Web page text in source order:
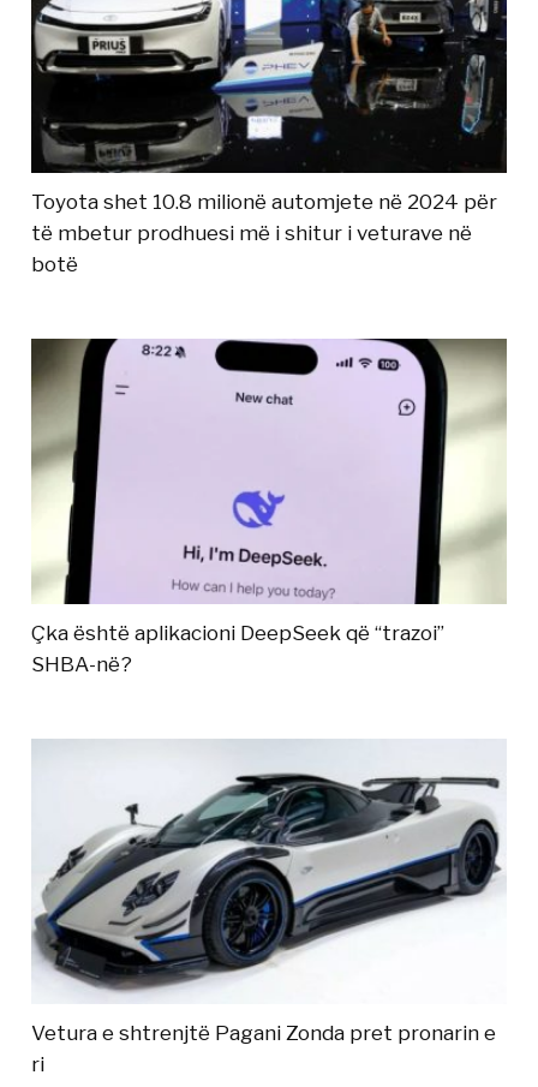
Toyota shet 10.8 milionë automjete në 2024 për
të mbetur prodhuesi më i shitur i veturave në
botë
Çka është aplikacioni DeepSeek që “trazoi”
SHBA-në?
Vetura e shtrenjtë Pagani Zonda pret pronarin e
ri